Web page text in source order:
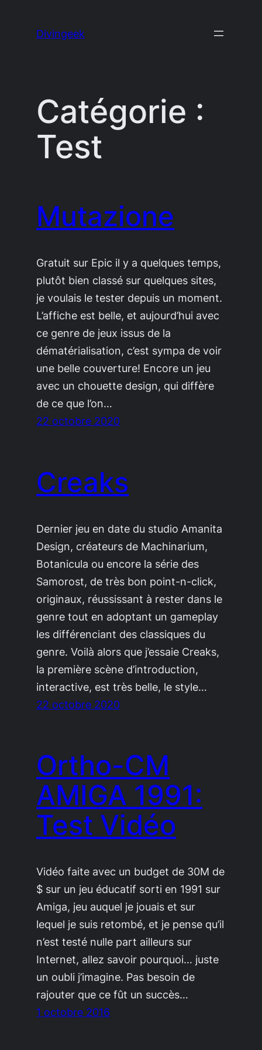
Divingeek
Catégorie :
Test
Mutazione
Gratuit sur Epic il y a quelques temps,
plutôt bien classé sur quelques sites,
je voulais le tester depuis un moment.
L’affiche est belle, et aujourd’hui avec
ce genre de jeux issus de la
dématérialisation, c’est sympa de voir
une belle couverture! Encore un jeu
avec un chouette design, qui diffère
de ce que l’on…
22 octobre 2020
Creaks
Dernier jeu en date du studio Amanita
Design, créateurs de Machinarium,
Botanicula ou encore la série des
Samorost, de très bon point-n-click,
originaux, réussissant à rester dans le
genre tout en adoptant un gameplay
les différenciant des classiques du
genre. Voilà alors que j’essaie Creaks,
la première scène d’introduction,
interactive, est très belle, le style…
22 octobre 2020
Ortho-CM
AMIGA 1991:
Test Vidéo
Vidéo faite avec un budget de 30M de
$ sur un jeu éducatif sorti en 1991 sur
Amiga, jeu auquel je jouais et sur
lequel je suis retombé, et je pense qu’il
n’est testé nulle part ailleurs sur
Internet, allez savoir pourquoi… juste
un oubli j’imagine. Pas besoin de
rajouter que ce fût un succès…
1 octobre 2016